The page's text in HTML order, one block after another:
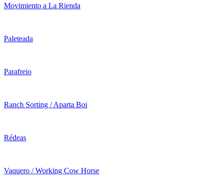
Movimiento a La Rienda
Paleteada
Parafreio
Ranch Sorting / Aparta Boi
Rédeas
Vaquero / Working Cow Horse